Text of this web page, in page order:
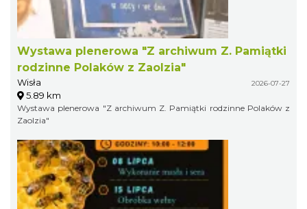
Wystawa plenerowa "Z archiwum Z. Pamiątki
rodzinne Polaków z Zaolzia"
Wisła 2026-07-27
5.89 km
Wystawa plenerowa "Z archiwum Z. Pamiątki rodzinne Polaków z
Zaolzia"